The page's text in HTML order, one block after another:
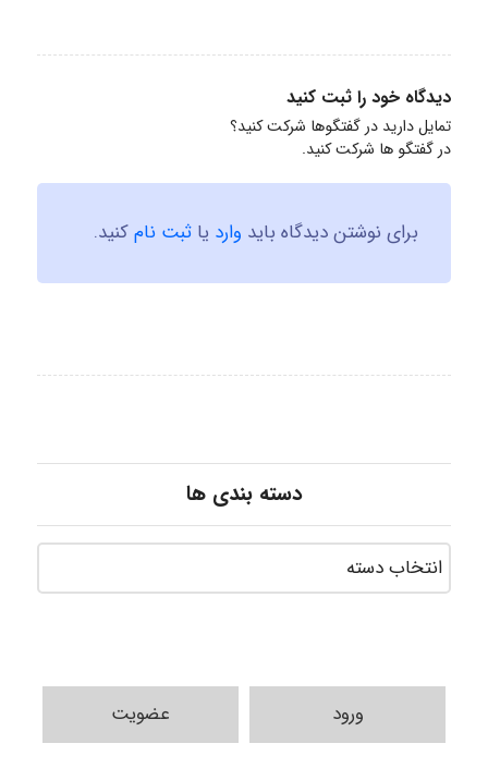
دیدگاه خود را ثبت کنید
تمایل دارید در گفتگوها شرکت کنید؟
در گفتگو ها شرکت کنید.
برای نوشتن دیدگاه باید وارد یا ثبت نامکنید.
دسته بندی ها
ورود عضویت